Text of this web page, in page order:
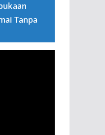
Tanpa